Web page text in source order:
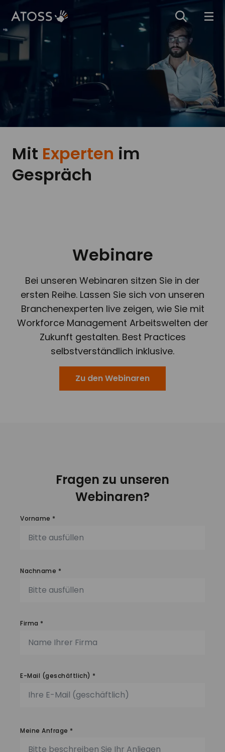
Mit Experten im
Gespräch
Webinare
Bei unseren Webinaren sitzen Sie in der
ersten Reihe. Lassen Sie sich von unseren
Branchenexperten live zeigen, wie Sie mit
Workforce Management Arbeitswelten der
Zukunft gestalten. Best Practices
selbstverständlich inklusive.
Zu den Webinaren
Fragen zu unseren
Webinaren?
Vorname *
Nachname *
Firma *
E-Mail (geschäftlich) *
Meine Anfrage *